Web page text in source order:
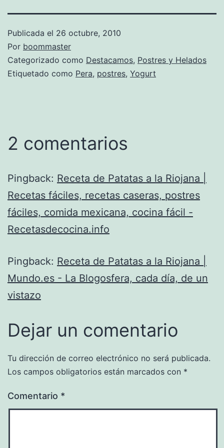
Publicada el 26 octubre, 2010
Por boommaster
Categorizado como Destacamos, Postres y Helados
Etiquetado como Pera, postres, Yogurt
2 comentarios
Pingback: Receta de Patatas a la Riojana |
Recetas fáciles, recetas caseras, postres
fáciles, comida mexicana, cocina fácil -
Recetasdecocina.info
Pingback: Receta de Patatas a la Riojana |
Mundo.es - La Blogosfera, cada día, de un
vistazo
Dejar un comentario
Tu dirección de correo electrónico no será publicada.
Los campos obligatorios están marcados con *
Comentario *